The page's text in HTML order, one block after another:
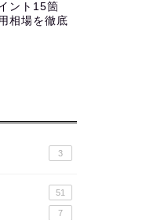
ント15箇
相場を徹底
3
51
7